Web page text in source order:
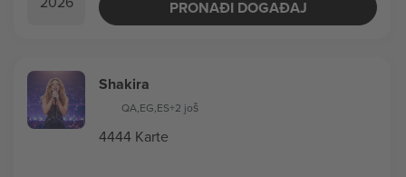
PRONAĐI DOGAĐAJ
Shakira
QA,EG,ES+2 još
4444 Karte